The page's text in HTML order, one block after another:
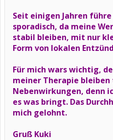
Seit einigen Jahren
sporadisch, da meine
stabil bleiben, mit nur
Form von lokalen
Für mich wars wichtig,
meiner Therapie
Nebenwirkungen, denn
es was bringt. Das
mich gelohnt.
Gruß Kuki